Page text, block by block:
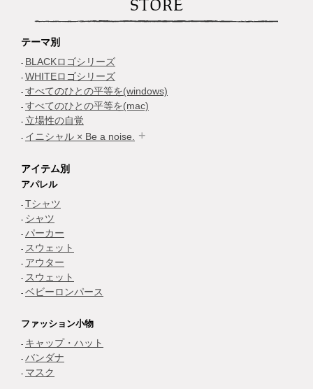
STORE
テーマ別
BLACKロゴシリーズ
WHITEロゴシリーズ
すべてのひとの平等を(windows)
すべてのひとの平等を(mac)
立場性の自覚
イニシャル × Be a noise.
アイテム別
アパレル
Tシャツ
シャツ
パーカー
スウェット
アウター
スウェット
ベビーロンパース
ファッション小物
キャップ・ハット
バンダナ
マスク